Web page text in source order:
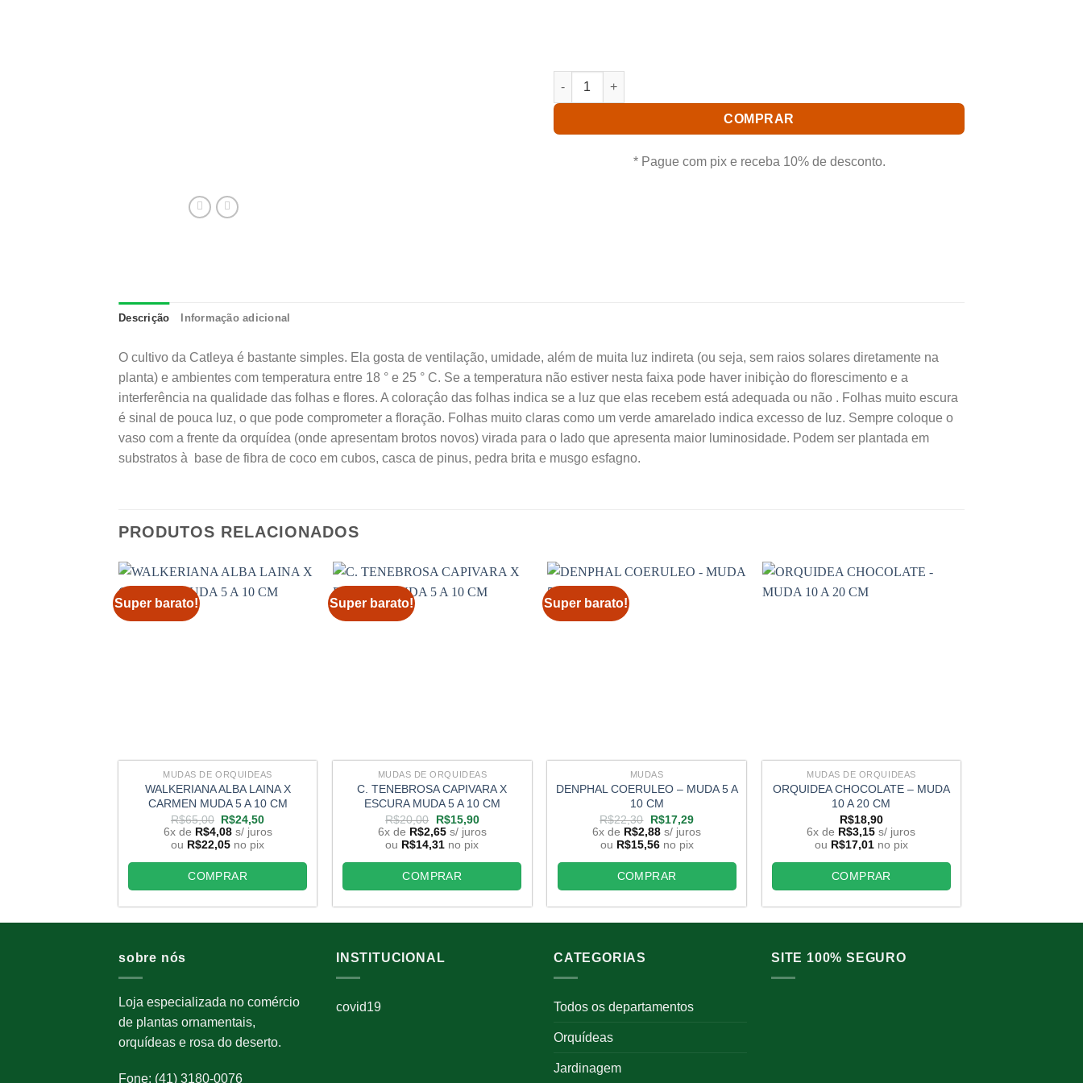
CATLEYA NOBILIOR CERULENSIS MUDA 5 A 10 CM quantidade
COMPRAR
* Pague com pix e receba 10% de desconto.
Descrição Informação adicional
O cultivo da Catleya é bastante simples. Ela gosta de ventilação, umidade, além de muita luz indireta (ou seja, sem raios solares diretamente na
planta) e ambientes com temperatura entre 18 ° e 25 ° C. Se a temperatura não estiver nesta faixa pode haver inibiçào do florescimento e a
interferência na qualidade das folhas e flores. A coloraçâo das folhas indica se a luz que elas recebem está adequada ou não . Folhas muito escura
é sinal de pouca luz, o que pode comprometer a floração. Folhas muito claras como um verde amarelado indica excesso de luz. Sempre coloque o
vaso com a frente da orquídea (onde apresentam brotos novos) virada para o lado que apresenta maior luminosidade. Podem ser plantada em
substratos à base de fibra de coco em cubos, casca de pinus, pedra brita e musgo esfagno.
PRODUTOS RELACIONADOS
Super barato!
MUDAS DE ORQUIDEAS
WALKERIANA ALBA LAINA X
CARMEN MUDA 5 A 10 CM
R$65,00 O
preço
original
era:
R$65,00.
R$24,50O
preço
atual
é:
R$24,50.
6x de R$4,08 s/ juros
ou R$22,05 no pix
COMPRAR
Super barato!
MUDAS DE ORQUIDEAS
C. TENEBROSA CAPIVARA X
ESCURA MUDA 5 A 10 CM
R$20,00
O
preço
original
era:
R$20,00.
R$15,90O
preço
atual
é:
R$15,90.
6x de R$2,65 s/ juros
ou R$14,31 no pix
COMPRAR
Super barato!
MUDAS
DENPHAL COERULEO – MUDA 5 A
10 CM
R$22,30 O
preço
original
era:
R$22,30.
R$17,29O
preço
atual
é:
R$17,29.
6x de R$2,88 s/ juros
ou R$15,56 no pix
COMPRAR
MUDAS DE ORQUIDEAS
ORQUIDEA CHOCOLATE – MUDA
10 A 20 CM
R$18,90
6x de R$3,15 s/ juros
ou R$17,01 no pix
COMPRAR
sobre nós
Loja especializada no comércio
de plantas ornamentais,
orquídeas e rosa do deserto.
Fone: (41) 3180-0076
INSTITUCIONAL
covid19
CATEGORIAS
Todos os departamentos
Orquídeas
Jardinagem
SITE 100% SEGURO